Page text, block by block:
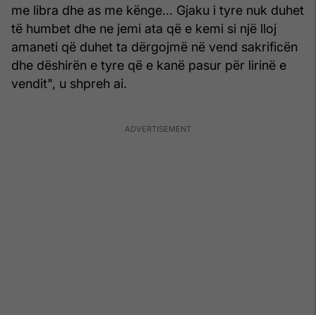
me libra dhe as me kënge... Gjaku i tyre nuk duhet
të humbet dhe ne jemi ata që e kemi si një lloj
amaneti që duhet ta dërgojmë në vend sakrificën
dhe dëshirën e tyre që e kanë pasur për lirinë e
vendit", u shpreh ai.